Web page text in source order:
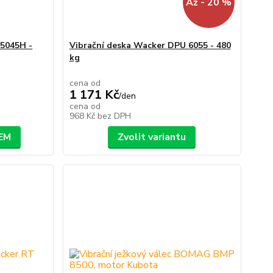
-
Vibrační deska Wacker DPU 6055 - 480
kg
cena od
1 171 Kč/den
cena od
968 Kč bez DPH
Zvolit variantu